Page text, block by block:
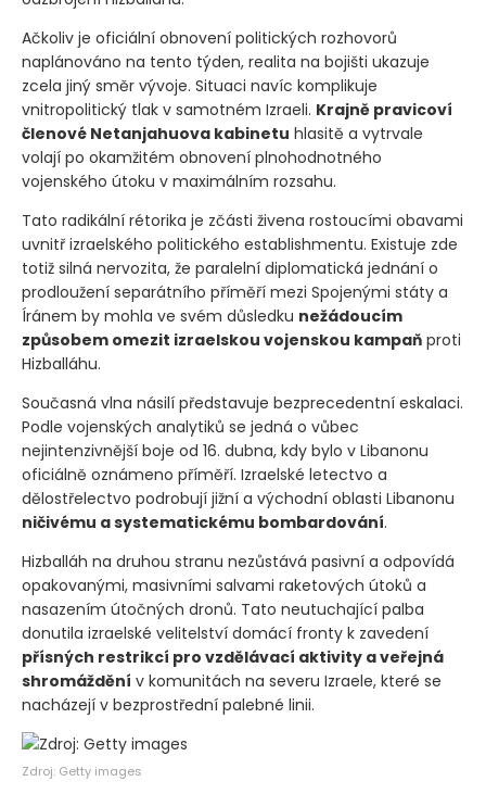
Ačkoliv je oficiální obnovení politických rozhovorů
naplánováno na tento týden, realita na bojišti ukazuje
zcela jiný směr vývoje. Situaci navíc komplikuje
vnitropolitický tlak v samotném Izraeli. Krajně pravicoví
členové Netanjahuova kabinetu hlasitě a vytrvale
volají po okamžitém obnovení plnohodnotného
vojenského útoku v maximálním rozsahu.
Tato radikální rétorika je zčásti živena rostoucími obavami
uvnitř izraelského politického establishmentu. Existuje zde
totiž silná nervozita, že paralelní diplomatická jednání o
prodloužení separátního příměří mezi Spojenými státy a
Íránem by mohla ve svém důsledku nežádoucím
způsobem omezit izraelskou vojenskou kampaň proti
Hizballáhu.
Současná vlna násilí představuje bezprecedentní eskalaci.
Podle vojenských analytiků se jedná o vůbec
nejintenzivnější boje od 16. dubna, kdy bylo v Libanonu
oficiálně oznámeno příměří. Izraelské letectvo a
dělostřelectvo podrobují jižní a východní oblasti Libanonu
ničivému a systematickému bombardování.
Hizballáh na druhou stranu nezůstává pasivní a odpovídá
opakovanými, masivními salvami raketových útoků a
nasazením útočných dronů. Tato neutuchající palba
donutila izraelské velitelství domácí fronty k zavedení
přísných restrikcí pro vzdělávací aktivity a veřejná
shromáždění v komunitách na severu Izraele, které se
nacházejí v bezprostřední palebné linii.
Zdroj: Getty images